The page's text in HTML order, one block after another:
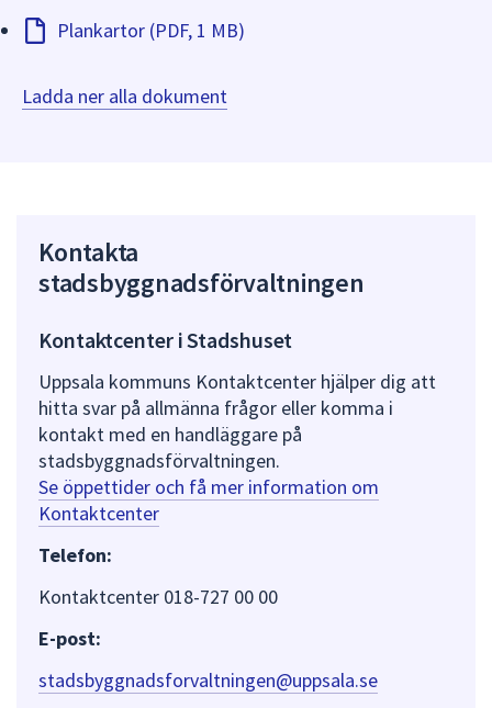
Plankartor (PDF, 1 MB)
Ladda ner alla dokument
Kontakta
stadsbyggnadsförvaltningen
Kontaktcenter i Stadshuset
Uppsala kommuns Kontaktcenter hjälper dig att
hitta svar på allmänna frågor eller komma i
kontakt med en handläggare på
stadsbyggnadsförvaltningen.
Se öppettider och få mer information om
Kontaktcenter
Telefon:
Kontaktcenter 018-727 00 00
E-post:
stadsbyggnadsforvaltningen@uppsala.se